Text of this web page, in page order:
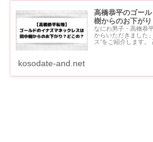
高橋恭平のゴー
樹からのお下がり
なにわ男子・高橋恭
からいただきました
ス”をご紹介します。
kosodate-and.net